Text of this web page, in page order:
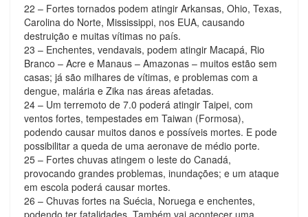
22 – Fortes tornados podem atingir Arkansas, Ohio, Texas,
Carolina do Norte, Mississippi, nos EUA, causando
destruição e muitas vítimas no país.
23 – Enchentes, vendavais, podem atingir Macapá, Rio
Branco – Acre e Manaus – Amazonas – muitos estão sem
casas; já são milhares de vítimas, e problemas com a
dengue, malária e Zika nas áreas afetadas.
24 – Um terremoto de 7.0 poderá atingir Taipei, com
ventos fortes, tempestades em Taiwan (Formosa),
podendo causar muitos danos e possíveis mortes. E pode
possibilitar a queda de uma aeronave de médio porte.
25 – Fortes chuvas atingem o leste do Canadá,
provocando grandes problemas, inundações; e um ataque
em escola poderá causar mortes.
26 – Chuvas fortes na Suécia, Noruega e enchentes,
podendo ter fatalidades. Também vai acontecer uma